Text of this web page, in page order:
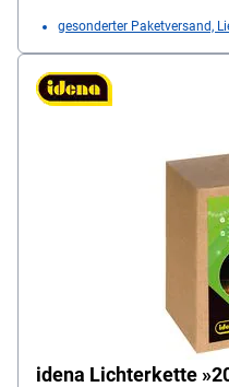
gesonderter Paketversand,
idena Lichterkette